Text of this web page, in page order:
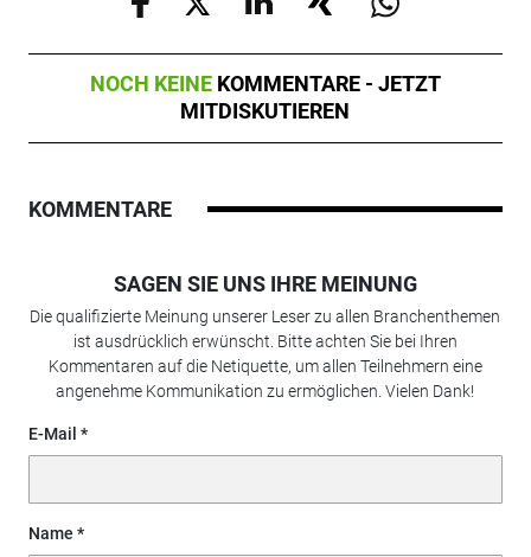
NOCH KEINE KOMMENTARE - JETZT
MITDISKUTIEREN
KOMMENTARE
SAGEN SIE UNS IHRE MEINUNG
Die qualifizierte Meinung unserer Leser zu allen Branchenthemen
ist ausdrücklich erwünscht. Bitte achten Sie bei Ihren
Kommentaren auf die Netiquette, um allen Teilnehmern eine
angenehme Kommunikation zu ermöglichen. Vielen Dank!
E-Mail
Name